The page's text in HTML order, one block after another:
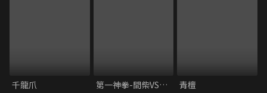
千龍爪 第一神拳-間柴VS木村 死刑執行 青檀